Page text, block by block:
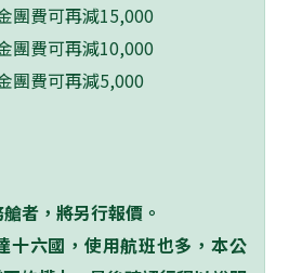
團費可再減15,000
團費可再減10,000
團費可再減5,000
者，將另行報價。
十六國，使用航班也多，本公